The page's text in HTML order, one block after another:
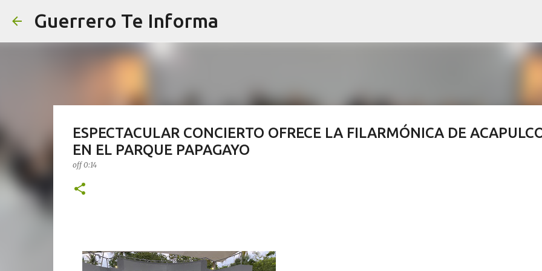
Guerrero Te Informa
ESPECTACULAR CONCIERTO OFRECE LA FILARMÓNICA DE
EN EL PARQUE PAPAGAYO
off0:14